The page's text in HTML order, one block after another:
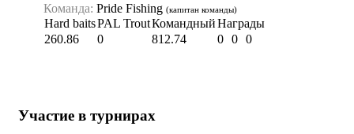
Команда: Pride Fishing (капитан команды)
Hard baitsPAL TroutКомандныйНаграды
260.86
0 812.74 0 0 0
Участие в турнирах